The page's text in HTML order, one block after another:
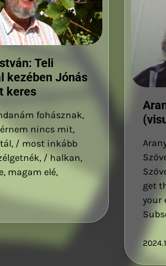
Teli
kezében Jónás
keres
fohásznak,
nincs mit,
/ most inkább
/ halkan,
magam elé,
get
your